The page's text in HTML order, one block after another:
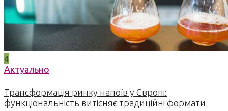
4
Актуально
Трансформація ринку напоїв у Європі:
функціональність витісняє традиційні формати